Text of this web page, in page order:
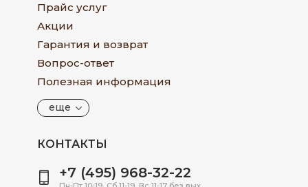
Прайс услуг
Акции
Гарантия и возврат
Вопрос-ответ
Полезная информация
еще
КОНТАКТЫ
+7 (495) 968-32-22